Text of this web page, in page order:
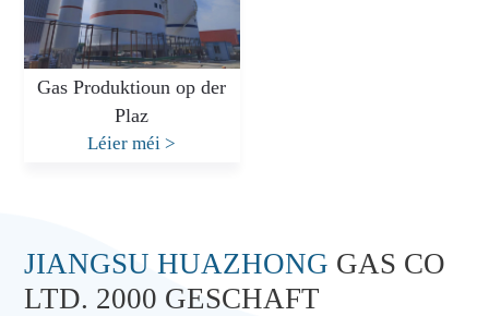
Gas Produktioun op der
Plaz
Léier méi>
JIANGSU HUAZHONG GAS CO
LTD. 2000 GESCHAFT